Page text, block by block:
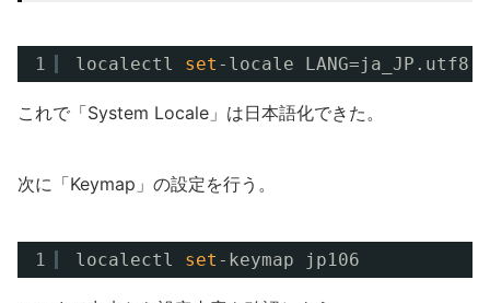
1 localectl set -locale LANG=ja_JP.utf8
これで「System Locale」は日本語化できた。
次に「Keymap」の設定を行う。
1 localectl set -keymap jp106